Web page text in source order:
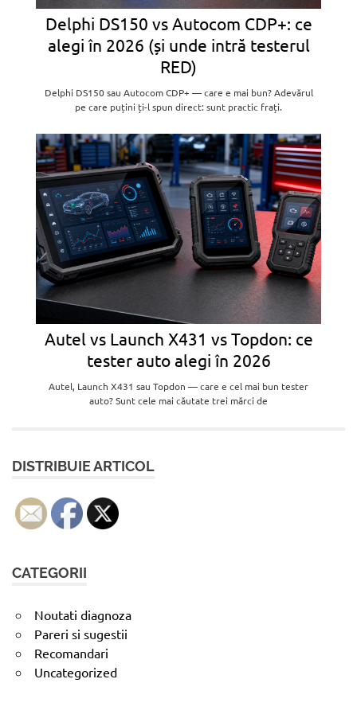
Delphi DS150 vs Autocom CDP+: ce
alegi în 2026 (și unde intră testerul
RED)
Delphi DS150 sau Autocom CDP+ — care e mai bun? Adevărul
pe care puțini ți-l spun direct: sunt practic frați.
Autel vs Launch X431 vs Topdon: ce
tester auto alegi în 2026
Autel, Launch X431 sau Topdon — care e cel mai bun tester
auto? Sunt cele mai căutate trei mărci de
DISTRIBUIE ARTICOL
CATEGORII
Noutati diagnoza
Pareri si sugestii
Recomandari
Uncategorized